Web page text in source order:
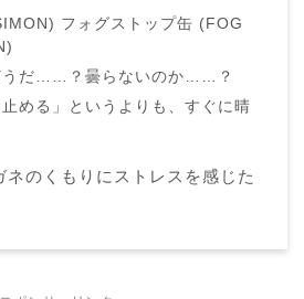
フォグストップ缶 (FOG
うだ……？曇らないのか……？
止める」というよりも、すぐに晴
ネのくもりにストレスを感じた